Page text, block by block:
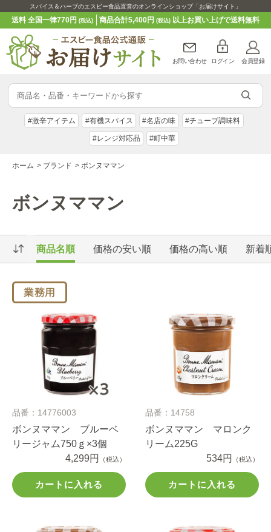
スパイス＆ハーブのエスビー食品直営のオンラインショップ「お届けサイト」
送料 全国一律770円(税込) 商品合計5,400円 (税込)以上お買い上げで送料無料
お問い合わせ ログイン 会員登録
#激辛アイテム #有機スパイス #名店の味 #チューブ調味料
#レンジ対応品 #町中華
ホーム > ブランド > ボンヌママン
ボンヌママン
商品名順 価格の安い順 価格の高い順 新着
品番：14776003
ボンヌママン ブルーベ
リージャム750ｇ×3個
4,299円
（税込）
カートに入れる
品番：14758
ボンヌママン マロンク
リーム225G
534円
（税込）
カートに入れる